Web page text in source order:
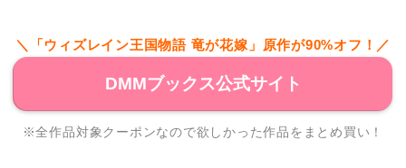
＼「ウィズレイン王国物語 竜が花嫁」原作が90%オフ！／
DMMブックス公式サイト
※全作品対象クーポンなので欲しかった作品をまとめ買い！